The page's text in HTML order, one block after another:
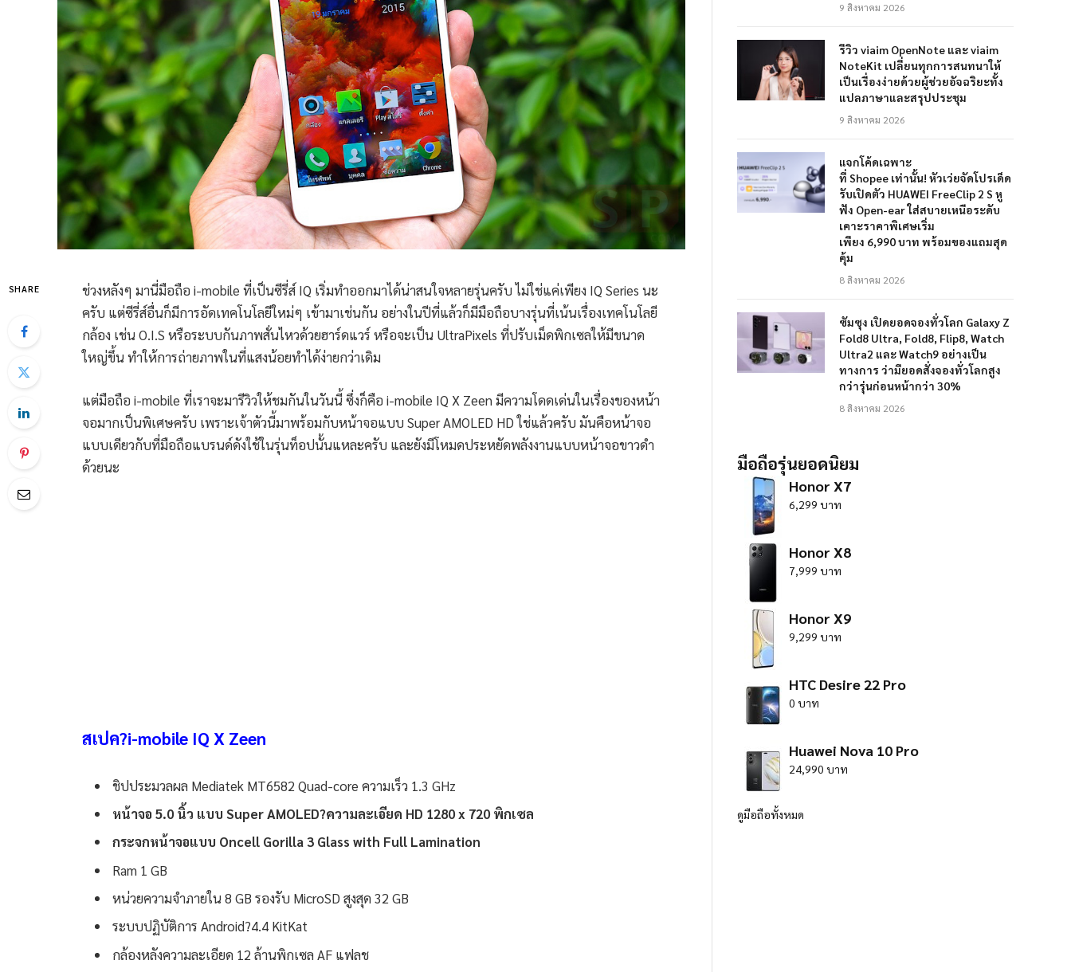
SHARE
ช่วงหลังๆ มานี่มือถือ i-mobile ที่เป็นซีรี่ส์ IQ เริ่มทำออกมาได้น่าสนใจหลายรุ่นครับ ไม่ใช่แค่เพียง IQ Series นะ
ครับ แต่ซีรี่ส์อื่นก็มีการอัดเทคโนโลยีใหม่ๆ เข้ามาเช่นกัน อย่างในปีที่แล้วก็มีมือถือบางรุ่นที่เน้นเรื่องเทคโนโลยี
กล้อง เช่น O.I.S หรือระบบกันภาพสั่นไหวด้วยฮาร์ดแวร์ หรือจะเป็น UltraPixels ที่ปรับเม็ดพิกเซลให้มีขนาด
ใหญ่ขึ้น ทำให้การถ่ายภาพในที่แสงน้อยทำได้ง่ายกว่าเดิม
แต่มือถือ i-mobile ที่เราจะมารีวิวให้ชมกันในวันนี้ ซึ่งก็คือ i-mobile IQ X Zeen มีความโดดเด่นในเรื่องของหน้า
จอมากเป็นพิเศษครับ เพราะเจ้าตัวนี้มาพร้อมกับหน้าจอแบบ Super AMOLED HD ใช่แล้วครับ มันคือหน้าจอ
แบบเดียวกับที่มือถือแบรนด์ดังใช้ในรุ่นท็อปนั้นแหละครับ และยังมีโหมดประหยัดพลังงานแบบหน้าจอขาวดำ
ด้วยนะ
สเปค?i-mobile IQ X Zeen
ชิปประมวลผล Mediatek MT6582 Quad-core ความเร็ว 1.3 GHz
หน้าจอ 5.0 นิ้ว แบบ Super AMOLED?ความละเอียด HD 1280 x 720 พิกเซล
กระจกหน้าจอแบบ Oncell Gorilla 3 Glass with Full Lamination
Ram 1 GB
หน่วยความจำภายใน 8 GB รองรับ MicroSD สูงสุด 32 GB
ระบบปฏิบัติการ Android?4.4 KitKat
กล้องหลังความละเอียด 12 ล้านพิกเซล AF แฟลช
9 สิงหาคม 2026
รีวิว viaim OpenNote และ viaim
NoteKit เปลี่ยนทุกการสนทนาให้
เป็นเรื่องง่ายด้วยผู้ช่วยอัจฉริยะทั้ง
แปลภาษาและสรุปประชุม
9 สิงหาคม 2026
แจกโค้ดเฉพาะ
ที่ Shopee เท่านั้น! หัวเว่ยจัดโปรเด็ด
รับเปิดตัว HUAWEI FreeClip 2 S หู
ฟัง Open-ear ใส่สบายเหนือระดับ
เคาะราคาพิเศษเริ่ม
เพียง 6,990 บาท พร้อมของแถมสุด
คุ้ม
8 สิงหาคม 2026
ซัมซุง เปิดยอดจองทั่วโลก Galaxy Z
Fold8 Ultra, Fold8, Flip8, Watch
Ultra2 และ Watch9 อย่างเป็น
ทางการ ว่ามียอดสั่งจองทั่วโลกสูง
กว่ารุ่นก่อนหน้ากว่า 30%
8 สิงหาคม 2026
มือถือรุ่นยอดนิยม
Honor X7
6,299 บาท
Honor X8
7,999 บาท
Honor X9
9,299 บาท
HTC Desire 22 Pro
0 บาท
Huawei Nova 10 Pro
24,990 บาท
ดูมือถือทั้งหมด